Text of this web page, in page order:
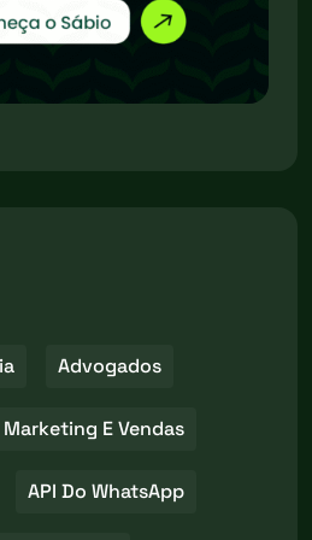
Advogados
E Vendas
API Do WhatsApp